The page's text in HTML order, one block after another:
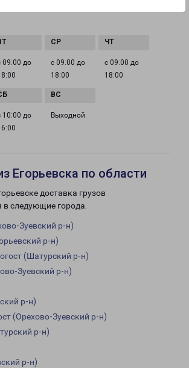
09:00 до
с 09:00 до
18:00
с 09:00 до
18:00
10:00 до
Выходной
Егорьевска по области
доставка грузов
в следующие города:
Зуевский р-н)
р-н)
(Шатурский р-н)
Зуевский р-н)
р-н)
(Орехово-Зуевский р-н)
р-н)
р-н)